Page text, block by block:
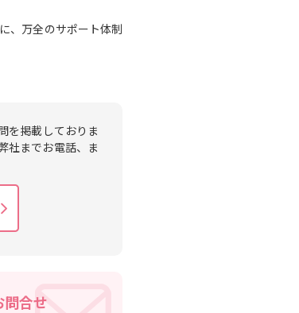
、万全のサポート体制
を掲載しておりま
社までお電話、ま
合せ